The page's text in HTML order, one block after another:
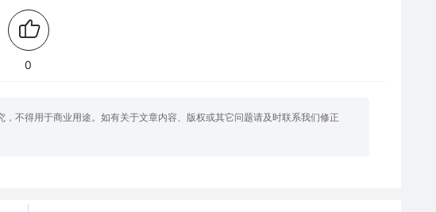
0
不得用于商业用途。如有关于文章内容、版权或其它问题请及时联系我们修正